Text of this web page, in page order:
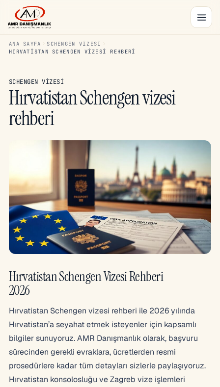
ANA SAYFA
SCHENGEN VIZESI
HIRVATISTAN SCHENGEN VIZESI REHBERI
SCHENGEN VIZESI
Hırvatistan Schengen vizesi
rehberi
Hırvatistan Schengen Vizesi Rehberi
2026
Hırvatistan Schengen vizesi rehberi ile 2026 yılında
Hırvatistan’a seyahat etmek isteyenler için kapsamlı
bilgiler sunuyoruz. AMR Danışmanlık olarak, başvuru
sürecinden gerekli evraklara, ücretlerden resmi
prosedürlere kadar tüm detayları sizlerle paylaşıyoruz.
Hırvatistan konsolosluğu ve Zagreb vize işlemleri